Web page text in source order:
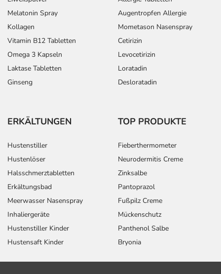
Melatonin Spray
Kollagen
Vitamin B12 Tabletten
Omega 3 Kapseln
Laktase Tabletten
Ginseng
Augentropfen Allergie
Mometason Nasenspray
Cetirizin
Levocetirizin
Loratadin
Desloratadin
ERKÄLTUNGEN
Hustenstiller
Hustenlöser
Halsschmerztabletten
Erkältungsbad
Meerwasser Nasenspray
Inhaliergeräte
Hustenstiller Kinder
Hustensaft Kinder
TOP PRODUKTE
Fieberthermometer
Neurodermitis Creme
Zinksalbe
Pantoprazol
Fußpilz Creme
Mückenschutz
Panthenol Salbe
Bryonia